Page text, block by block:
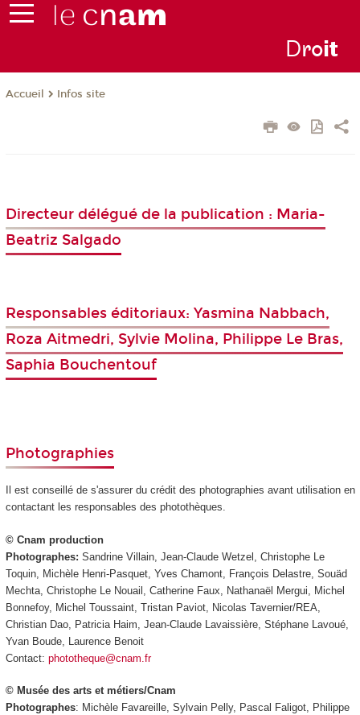
Droit
Accueil Infos site
Directeur délégué de la publication : Maria-
Beatriz Salgado
Responsables éditoriaux: Yasmina Nabbach,
Roza Aitmedri, Sylvie Molina, Philippe Le Bras,
Saphia Bouchentouf
Photographies
Il est conseillé de s'assurer du crédit des photographies avant utilisation en
contactant les responsables des photothèques.
© Cnam production
Photographes: Sandrine Villain, Jean-Claude Wetzel, Christophe Le
Toquin, Michèle Henri-Pasquet, Yves Chamont, François Delastre, Souäd
Mechta, Christophe Le Nouail, Catherine Faux, Nathanaël Mergui, Michel
Bonnefoy, Michel Toussaint, Tristan Paviot, Nicolas Tavernier/REA,
Christian Dao, Patricia Haim, Jean-Claude Lavaissière, Stéphane Lavoué,
Yvan Boude, Laurence Benoit
Contact: phototheque@cnam.fr
© Musée des arts et métiers/Cnam
Photographes: Michèle Favareille, Sylvain Pelly, Pascal Faligot, Philippe